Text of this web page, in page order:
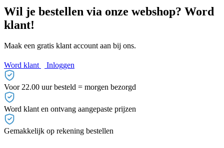
Wil je bestellen via onze webshop? Word
klant!
Maak een gratis klant account aan bij ons.
Word klant Inloggen
Voor 22.00 uur besteld = morgen bezorgd
Word klant en ontvang aangepaste prijzen
Gemakkelijk op rekening bestellen